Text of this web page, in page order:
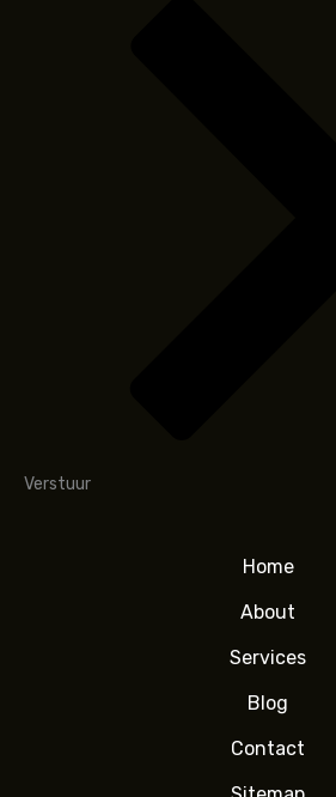
Verstuur
Home
About
Services
Blog
Contact